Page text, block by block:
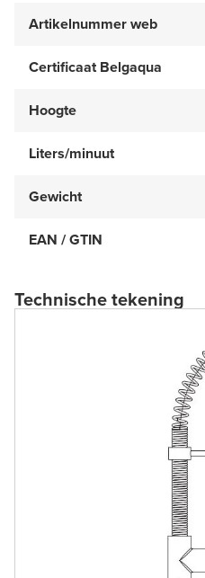
Artikelnummer web
Certificaat Belgaqua
Hoogte
Liters/minuut
Gewicht
EAN / GTIN
Technische tekening